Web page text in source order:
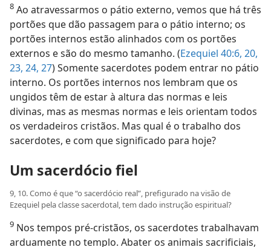
8 Ao atravessarmos o pátio externo, vemos que há três
portões que dão passagem para o pátio interno; os
portões internos estão alinhados com os portões
externos e são do mesmo tamanho. (Ezequiel 40:6, 20,
23, 24, 27) Somente sacerdotes podem entrar no pátio
interno. Os portões internos nos lembram que os
ungidos têm de estar à altura das normas e leis
divinas, mas as mesmas normas e leis orientam todos
os verdadeiros cristãos. Mas qual é o trabalho dos
sacerdotes, e com que significado para hoje?
Um sacerdócio fiel
9, 10. Como é que “o sacerdócio real”, prefigurado na visão de
Ezequiel pela classe sacerdotal, tem dado instrução espiritual?
9 Nos tempos pré-cristãos, os sacerdotes trabalhavam
arduamente no templo. Abater os animais sacrificiais,